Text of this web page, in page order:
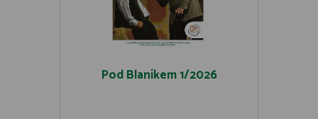
Pod Blaníkem 1/2026